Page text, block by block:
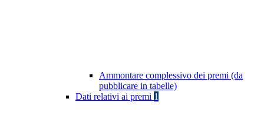
Ammontare complessivo dei premi (da
pubblicare in tabelle)
Dati relativi ai premi 1